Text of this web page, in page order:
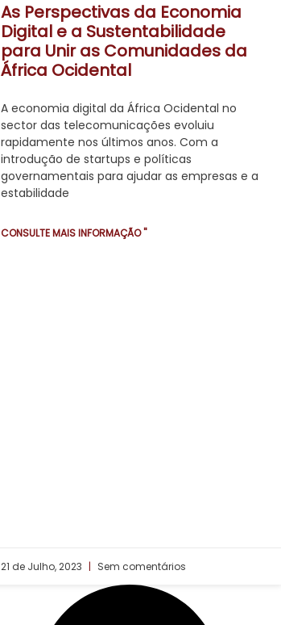
As Perspectivas da Economia
Digital e a Sustentabilidade
para Unir as Comunidades da
África Ocidental
A economia digital da África Ocidental no
sector das telecomunicações evoluiu
rapidamente nos últimos anos. Com a
introdução de startups e políticas
governamentais para ajudar as empresas e a
estabilidade
CONSULTE MAIS INFORMAÇÃO "
21 de Julho, 2023 Sem comentários